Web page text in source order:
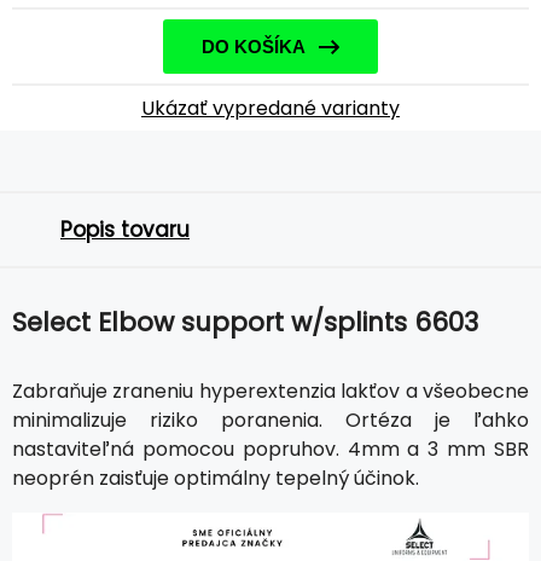
DO KOŠÍKA
Ukázať vypredané varianty
Popis tovaru
Select Elbow support w/splints 6603
Zabraňuje zraneniu hyperextenzia lakťov a všeobecne
minimalizuje riziko poranenia. Ortéza je ľahko
nastaviteľná pomocou popruhov. 4mm a 3 mm SBR
neoprén zaisťuje optimálny tepelný účinok.